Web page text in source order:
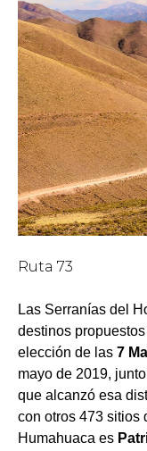
Ruta 73
Las Serranías del
destinos
elección de las 7
mayo de 2019,
que alcanzó esa
con otros 473 sitios
Humahuaca es